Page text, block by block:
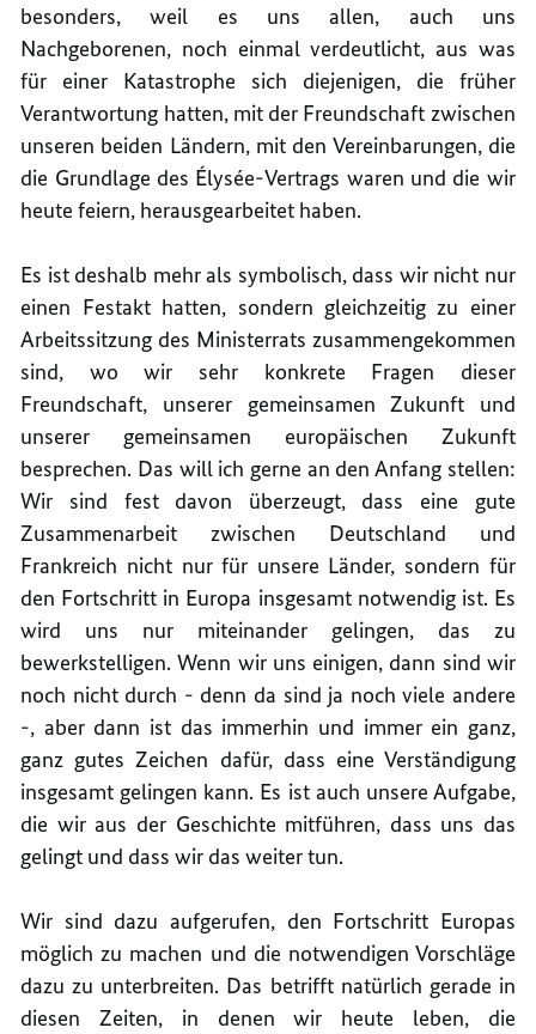
besonders, weil es uns allen, auch uns
Nachgeborenen, noch einmal verdeutlicht, aus was
für einer Katastrophe sich diejenigen, die früher
Verantwortung hatten, mit der Freundschaft zwischen
unseren beiden Ländern, mit den Vereinbarungen, die
die Grundlage des Élysée-Vertrags waren und die wir
heute feiern, herausgearbeitet haben.
Es ist deshalb mehr als symbolisch, dass wir nicht nur
einen Festakt hatten, sondern gleichzeitig zu einer
Arbeitssitzung des Ministerrats zusammengekommen
sind, wo wir sehr konkrete Fragen dieser
Freundschaft, unserer gemeinsamen Zukunft und
unserer gemeinsamen europäischen Zukunft
besprechen. Das will ich gerne an den Anfang stellen:
Wir sind fest davon überzeugt, dass eine gute
Zusammenarbeit zwischen Deutschland und
Frankreich nicht nur für unsere Länder, sondern für
den Fortschritt in Europa insgesamt notwendig ist. Es
wird uns nur miteinander gelingen, das zu
bewerkstelligen. Wenn wir uns einigen, dann sind wir
noch nicht durch - denn da sind ja noch viele andere
-, aber dann ist das immerhin und immer ein ganz,
ganz gutes Zeichen dafür, dass eine Verständigung
insgesamt gelingen kann. Es ist auch unsere Aufgabe,
die wir aus der Geschichte mitführen, dass uns das
gelingt und dass wir das weiter tun.
Wir sind dazu aufgerufen, den Fortschritt Europas
möglich zu machen und die notwendigen Vorschläge
dazu zu unterbreiten. Das betrifft natürlich gerade in
diesen Zeiten, in denen wir heute leben, die